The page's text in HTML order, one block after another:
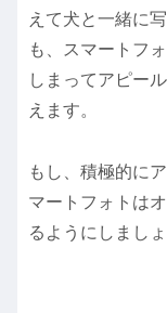
えて犬と一緒に
も、スマートフ
しまってアピー
えます。
もし、積極的に
マートフォトは
るようにしましょ